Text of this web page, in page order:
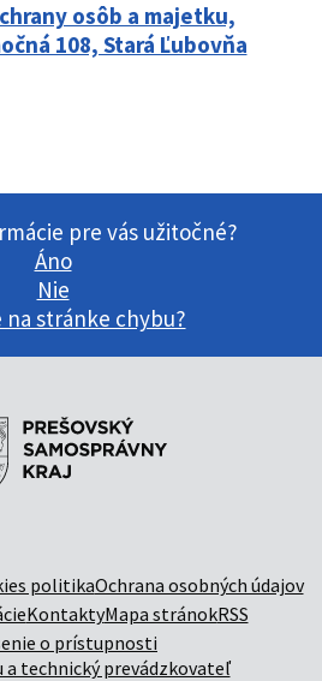
osôb a majetku,
108, Stará Ľubovňa
pre vás užitočné?
Áno
Nie
na stránke chybu?
politikaOchrana osobných údajov
KontaktyMapa stránokRSS
o prístupnosti
a technický prevádzkovateľ